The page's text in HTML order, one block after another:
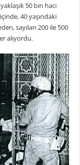
50 bin hacı
40 yaşındaki
sayıları 200 ile 500
alıyordu.